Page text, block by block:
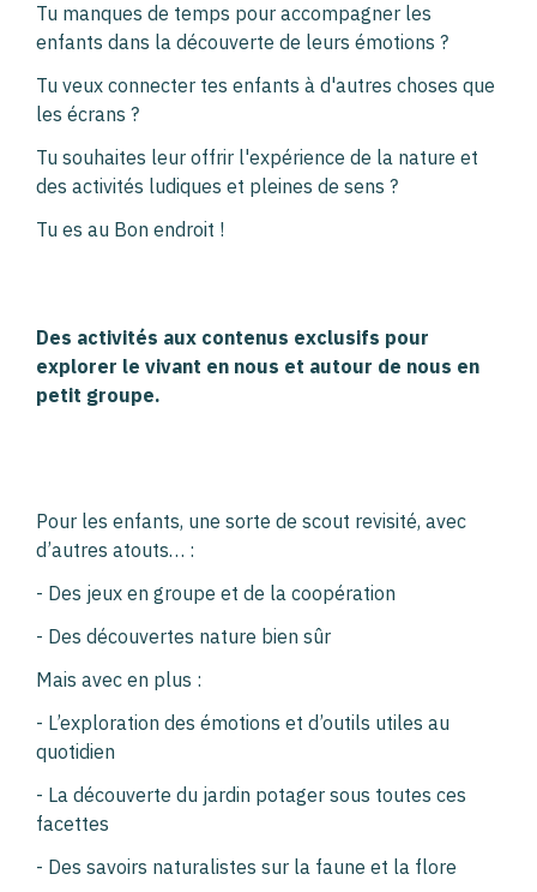
Tu manques de temps pour accompagner les
enfants dans la découverte de leurs émotions ?
Tu veux connecter tes enfants à d'autres choses que
les écrans ?
Tu souhaites leur offrir l'expérience de la nature et
des activités ludiques et pleines de sens ?
Tu es au Bon endroit !
Des activités aux contenus exclusifs pour
explorer le vivant en nous et autour de nous en
petit groupe.
Pour les enfants, une sorte de scout revisité, avec
d’autres atouts… :
- Des jeux en groupe et de la coopération
- Des découvertes nature bien sûr
Mais avec en plus :
- L’exploration des émotions et d’outils utiles au
quotidien
- La découverte du jardin potager sous toutes ces
facettes
- Des savoirs naturalistes sur la faune et la flore